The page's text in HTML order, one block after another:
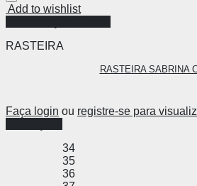
Add to wishlist
RASTEIRA
RASTEIRA SABRINA
Faça login ou registre-se para
34
35
36